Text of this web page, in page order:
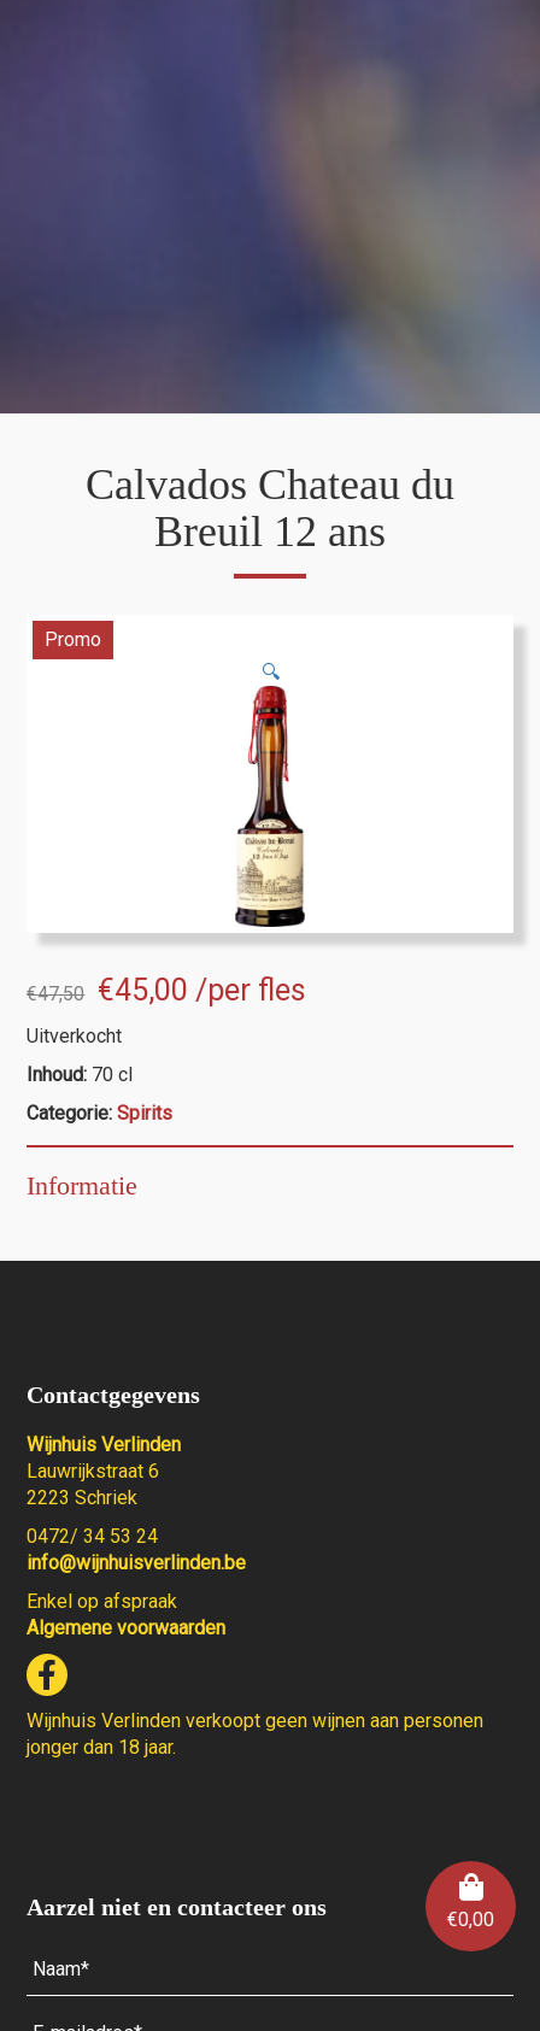
€0,00
Calvados Chateau du
Breuil 12 ans
Promo
🔍
€47,50
Oorspronkelijke
prijs
was:
€47,50.
€45,00 Huidige
/per fles
Uitverkocht
Inhoud: 70 cl
Categorie:Spirits
Informatie
Contactgegevens
Wijnhuis Verlinden
Lauwrijkstraat 6
2223 Schriek
0472/ 34 53 24
info@wijnhuisverlinden.be
Enkel op afspraak
Algemene voorwaarden
Wijnhuis Verlinden verkoopt geen wijnen aan personen
jonger dan 18 jaar.
Aarzel niet en contacteer ons